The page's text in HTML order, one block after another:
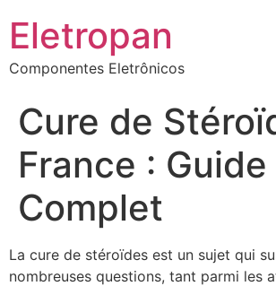
Eletropan
Componentes Eletrônicos
Cure de
France : Guide
Complet
La cure de stéroïdes est un sujet qui
nombreuses questions, tant parmi les